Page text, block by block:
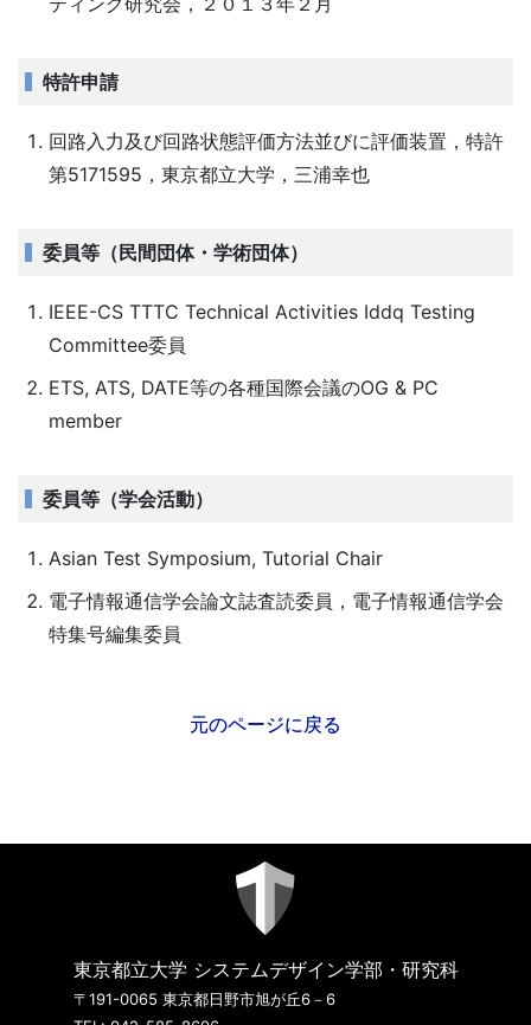
特許申請
回路入力及び回路状態評価方法並びに評価装置，特許
第5171595，東京都立大学，三浦幸也
委員等（民間団体・学術団体）
IEEE-CS TTTC Technical Activities Iddq Testing
Committee委員
ETS, ATS, DATE等の各種国際会議のOG & PC
member
委員等（学会活動）
Asian Test Symposium, Tutorial Chair
電子情報通信学会論文誌査読委員，電子情報通信学会
特集号編集委員
元のページに戻る
東京都立大学 システムデザイン学部・研究科
〒191-0065 東京都日野市旭が丘6－6